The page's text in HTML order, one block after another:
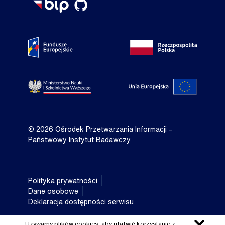
Portal Fundusze Europejskie Portal
Strona Ministerstwa Nauki i Szkolnictwa WyższegoPortal
© 2026 Ośrodek Przetwarzania Informacji –
Państwowy Instytut Badawczy
Polityka prywatności
Dane osobowe
Deklaracja dostępności serwisu